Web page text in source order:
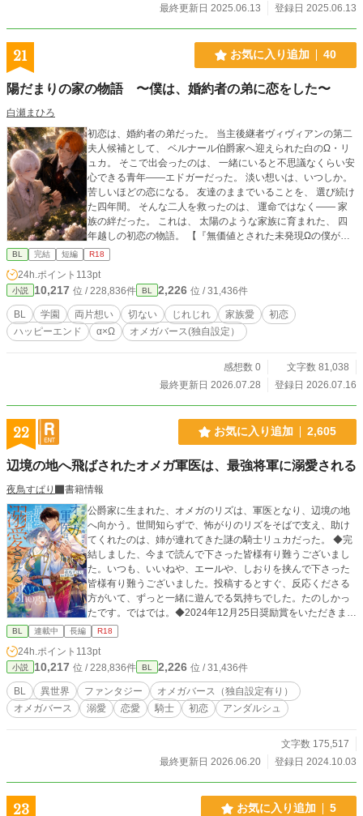
最終更新日 2025.06.13
登録日 2025.06.13
21 お気に入り追加 40
陽だまりの家の物語 〜僕は、婚約者の弟に恋をした〜
白瀬まひろ
初恋は、婚約者の弟だった。 当主後継者ヴィヴィアンの第二
夫人候補として、 ベルナール伯爵家へ迎えられた白のΩ・リ
ュカ。 そこで出会ったのは、 一緒にいると不思議なくらい安
心できる青年――エドガーだった。 淡い想いは、いつしか。
苦しいほどの恋になる。 友達のままでいることを、 選び続け
た四年間。 そんな二人を救ったのは、 運命ではなく―― 家
族の絆だった。 これは、 太陽のような家族に育まれた、 四
年越しの初恋の物語。 【『無価値とされた未発現Ωの僕が、
たった一人の騎士団長αをすべて狂わせていく』スピンオフ】
⸻ ※本編は全年齢です。「あの日の続きの物語」章に
は、R18描写があります。 ※表紙に生成AIを使用しています
BL 完結 短編 R18
24h.ポイント 113pt
小説 10,217 位 / 228,836件 BL 2,226 位 / 31,436件
BL 学園 両片想い 切ない じれじれ 家族愛
初恋
ハッピーエンド
α×Ω オメガバース(独自設定）
感想数 0
文字数 81,038
最終更新日 2026.07.28
登録日 2026.07.16
22 お気に入り追加 2,605
辺境の地へ飛ばされたオメガ軍医は、最強将軍に溺愛される
夜鳥すぱり
書籍情報
公爵家に生まれた、オメガのリズは、軍医となり、辺境の地
へ向かう。世間知らずで、怖がりのリズをそばで支え、助け
てくれたのは、姉が連れてきた謎の騎士リュカだった。 ◆完
結しました、今まで読んで下さった皆様有り難うございまし
た。いつも、いいねや、エールや、しおりを挟んで下さった
皆様有り難うございました。投稿するとすぐ、反応くださる
方がいて、ずっと一緒に遊んでる気持ちでした。たのしかっ
たです。ではでは。◆2024年12月25日奨励賞をいただきまし
た、こんな拙いものを読んで下さった皆様のおかげです。あ
りがとうございました。 ◆2026年6月10日書籍化していただ
きました。読んで下さってありがとうございます(*^^*)。
BL 連載中 長編 R18
24h.ポイント 113pt
小説 10,217 位 / 228,836件 BL 2,226 位 / 31,436件
BL 異世界 ファンタジー
オメガバース（独自設定有り）
オメガバース
溺愛 恋愛 騎士 初恋 アンダルシュ
文字数 175,517
最終更新日 2026.06.20
登録日 2024.10.03
23 お気に入り追加 5